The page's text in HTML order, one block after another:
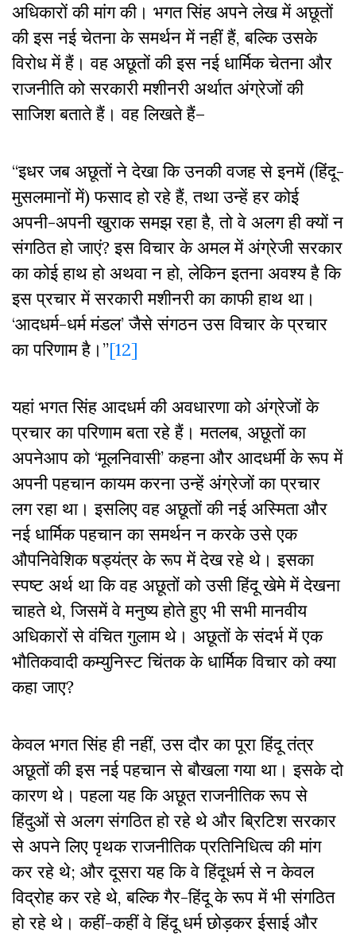
अधिकारों की मांग की। भगत सिंह अपने लेख में अछूतों
की इस नई चेतना के समर्थन में नहीं हैं, बल्कि उसके
विरोध में हैं। वह अछूतों की इस नई धार्मिक चेतना और
राजनीति को सरकारी मशीनरी अर्थात अंग्रेजों की
साजिश बताते हैं। वह लिखते हैं–
“इधर जब अछूतों ने देखा कि उनकी वजह से इनमें (हिंदू-
मुसलमानों में) फसाद हो रहे हैं, तथा उन्हें हर कोई
अपनी-अपनी खुराक समझ रहा है, तो वे अलग ही क्यों न
संगठित हो जाएं? इस विचार के अमल में अंग्रेजी सरकार
का कोई हाथ हो अथवा न हो, लेकिन इतना अवश्य है कि
इस प्रचार में सरकारी मशीनरी का काफी हाथ था।
‘आदधर्म-धर्म मंडल’ जैसे संगठन उस विचार के प्रचार
का परिणाम है।”[12]
यहां भगत सिंह आदधर्म की अवधारणा को अंग्रेजों के
प्रचार का परिणाम बता रहे हैं। मतलब, अछूतों का
अपनेआप को ‘मूलनिवासी’ कहना और आदधर्मी के रूप में
अपनी पहचान कायम करना उन्हें अंग्रेजों का प्रचार
लग रहा था। इसलिए वह अछूतों की नई अस्मिता और
नई धार्मिक पहचान का समर्थन न करके उसे एक
औपनिवेशिक षड्यंत्र के रूप में देख रहे थे। इसका
स्पष्ट अर्थ था कि वह अछूतों को उसी हिंदू खेमे में देखना
चाहते थे, जिसमें वे मनुष्य होते हुए भी सभी मानवीय
अधिकारों से वंचित गुलाम थे। अछूतों के संदर्भ में एक
भौतिकवादी कम्युनिस्ट चिंतक के धार्मिक विचार को क्या
कहा जाए?
केवल भगत सिंह ही नहीं, उस दौर का पूरा हिंदू तंत्र
अछूतों की इस नई पहचान से बौखला गया था। इसके दो
कारण थे। पहला यह कि अछूत राजनीतिक रूप से
हिंदुओं से अलग संगठित हो रहे थे और ब्रिटिश सरकार
से अपने लिए पृथक राजनीतिक प्रतिनिधित्व की मांग
कर रहे थे; और दूसरा यह कि वे हिंदूधर्म से न केवल
विद्रोह कर रहे थे, बल्कि गैर-हिंदू के रूप में भी संगठित
हो रहे थे। कहीं-कहीं वे हिंदू धर्म छोड़कर ईसाई और